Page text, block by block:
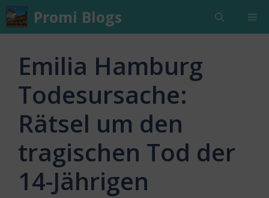
Skip
to
content
Promi Blogs
Emilia Hamburg
Todesursache:
Rätsel um den
tragischen Tod der
14-Jährigen